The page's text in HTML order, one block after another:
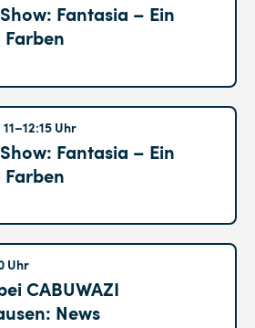
Fantasia – Ein
Uhr
Fantasia – Ein
Uhr
CABUWAZI
News